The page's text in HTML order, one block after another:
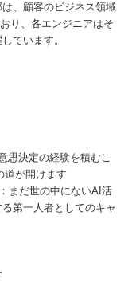
、顧客のビジネス領域
り、各エンジニアはそ
ています。
思決定の経験を積むこ
道が開けます
まだ世の中にないAI活
第一人者としてのキャ